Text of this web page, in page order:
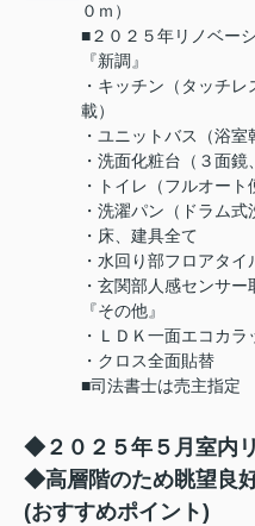
０ｍ）
■２０２５年リノベー
『新調』
・キッチン（タッチ
載）
・ユニットバス（浴室
・洗面化粧台（３面鏡
・トイレ（フルオート
・洗濯パン（ドラム式
・床、建具全て
・水回り部フロアタイ
・玄関部人感センサー
『その他』
・ＬＤＫ一面エコカラ
・クロス全面貼替
■司法書士は売主指定
◆２０２５年５月室内
◆高層階のため眺望良
(おすすめポイント)